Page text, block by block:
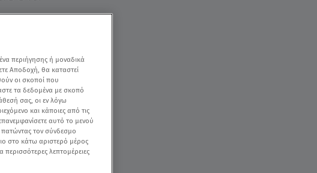
περιήγησης ή μοναδικά
Αποδοχή, θα καταστεί
οι σκοποί που
τα δεδομένα με σκοπό
σας, οι εν λόγω
και κάποιες από τις
αυτό το μενού
πατώντας τον σύνδεσμο
στο κάτω αριστερό μέρος
περισσότερες λεπτομέρειες